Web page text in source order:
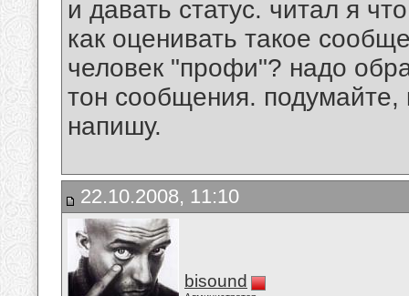
и давать статус. читал я
как оценивать такое
человек "профи"? надо
тон сообщения. подумайте,
напишу.
22.10.2008, 11:10
bisound